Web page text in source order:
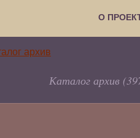
О
Каталог архив